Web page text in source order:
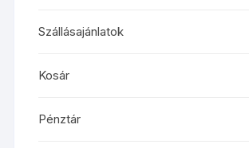
Szállásajánlatok
Kosár
Pénztár